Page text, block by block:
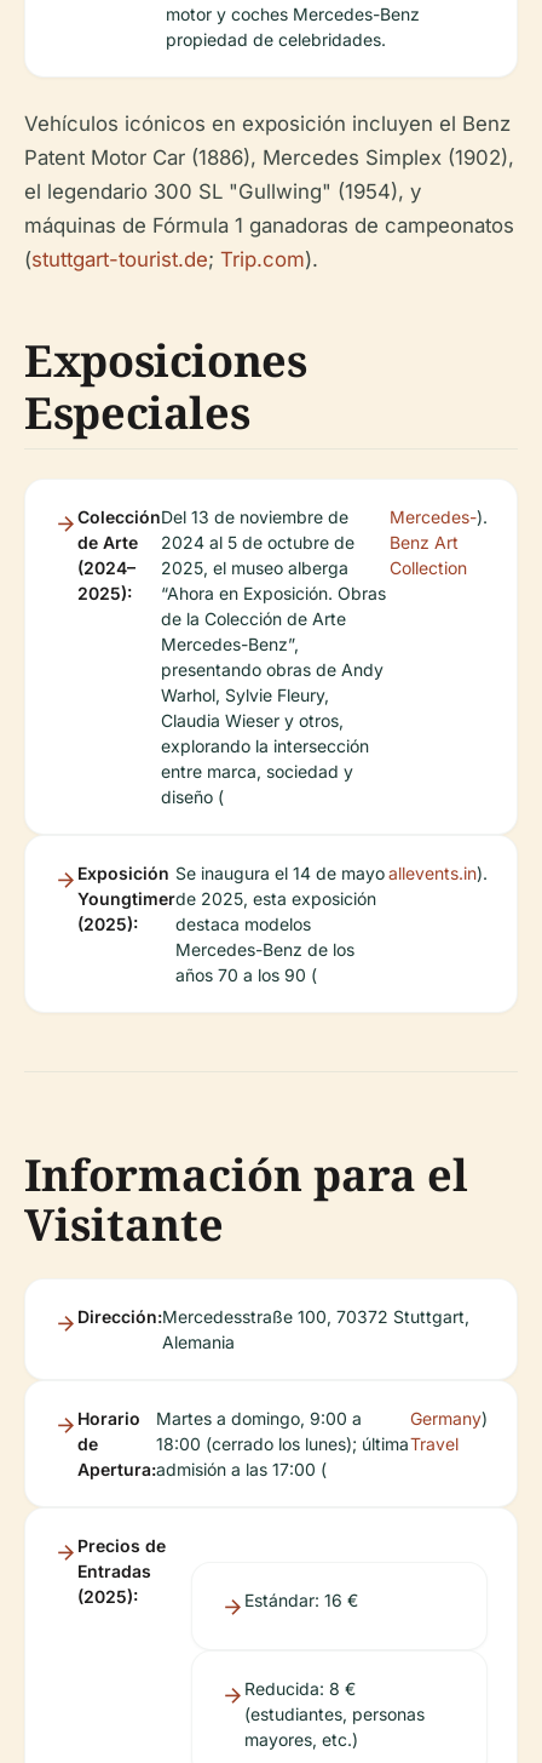
motor y coches Mercedes-Benz
propiedad de celebridades.
Vehículos icónicos en exposición incluyen el Benz
Patent Motor Car (1886), Mercedes Simplex (1902),
el legendario 300 SL "Gullwing" (1954), y
máquinas de Fórmula 1 ganadoras de campeonatos
(stuttgart-tourist.de; Trip.com).
Exposiciones
Especiales
Colección
de Arte
(2024–
2025):
Del 13 de noviembre de
2024 al 5 de octubre de
2025, el museo alberga
“Ahora en Exposición. Obras
de la Colección de Arte
Mercedes-Benz”,
presentando obras de Andy
Warhol, Sylvie Fleury,
Claudia Wieser y otros,
explorando la intersección
entre marca, sociedad y
diseño (
Mercedes-
Benz Art
Collection
).
Exposición
Youngtimer
(2025):
Se inaugura el 14 de mayo
de 2025, esta exposición
destaca modelos
Mercedes-Benz de los
años 70 a los 90 (
allevents.in).
Información para el
Visitante
Dirección:Mercedesstraße 100, 70372 Stuttgart,
Alemania
Horario
de
Apertura:
Martes a domingo, 9:00 a
18:00 (cerrado los lunes); última
admisión a las 17:00 (
Germany
Travel
)
Precios de
Entradas
(2025):
Estándar: 16 €
Reducida: 8 €
(estudiantes, personas
mayores, etc.)